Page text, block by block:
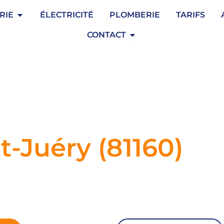
Ouvrir Serrurerie
ÉLECTRICITÉ PLOMBERIE TARIFS
CONTACT Ouvrir Contact
Juéry (81160)